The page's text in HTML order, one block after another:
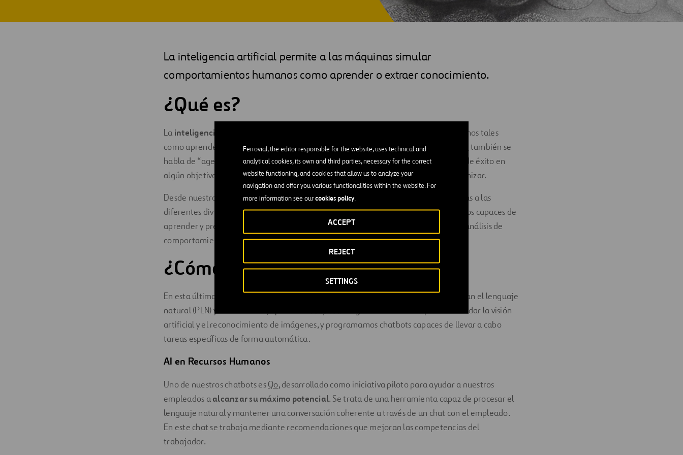
Ferrovial, the editor responsible for the website, uses technical and
analytical cookies, its own and third parties, necessary for the correct
website functioning, and cookies that allow us to analyze your
navigation and offer you various functionalities within the website. For
more information see ourcookies policy.
SETTINGS
REJECT
ACCEPT
Ingeniería
La inteligencia artificial permite a las máquinas simular
comportamientos humanos como aprender o extraer conocimiento.
¿Qué es?
La inteligencia artificial
facilita a las máquinas el simular comportamientos humanos tales
como aprender, al menos en una definición coloquial. Enciencias de la computación
también se
habla de “agentes flexibles que perciben su entorno y maximizan sus posibilidades de éxito en
algún objetivo o tarea” y es que, las máquinas con IA requieren de un reto que optimizar.
Desde nuestro Digital HUB trabajamos en diferentes líneas de innovación orientadas a las
diferentes divisiones de la IA tales como elmachine learning, la creación de modelos capaces de
aprender y presidir comportamientos futuros; elanálisis de patrones
, análisis de
comportamientos y agrupación automático de los mismos; ycognitive.
¿Cómo aplicamos la AI?
En esta última vertiente aplicamos inteligencia artificial a las máquinas que procesan el lenguaje
natural (PLN) y su semántica, aplicamos
a redes neurales para consolidar la visión
artificial y el reconocimiento de imágenes, y programamos chatbots capaces de llevar a cabo
tareas específicas de forma automática.
AI en Recursos Humanos
Uno de nuestros chatbots esQo, desarrollado como iniciativa piloto para ayudar a nuestros
empleados aalcanzar su máximo potencial. Se trata de una herramienta capaz de procesar el
lenguaje natural y mantener una conversación coherente a través de un chat con el empleado.
En este chat se trabaja mediante recomendaciones que mejoran las competencias del
trabajador.